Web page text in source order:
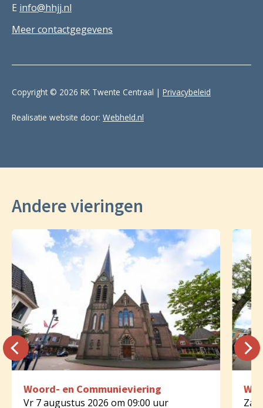
E info@hhjj.nl
Meer contactgegevens
Copyright © 2026 RK Twente Centraal | Privacybeleid
Realisatie website door: Webheld.nl
Andere vieringen
Woord- en Communieviering
Vr 7 augustus 2026 om 09:00 uur Za